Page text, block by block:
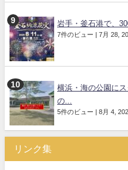
岩手・釜石港で、
7件のビュー | 7月 28,
横浜・海の公園に
の...
5件のビュー | 8月 4,
リンク集